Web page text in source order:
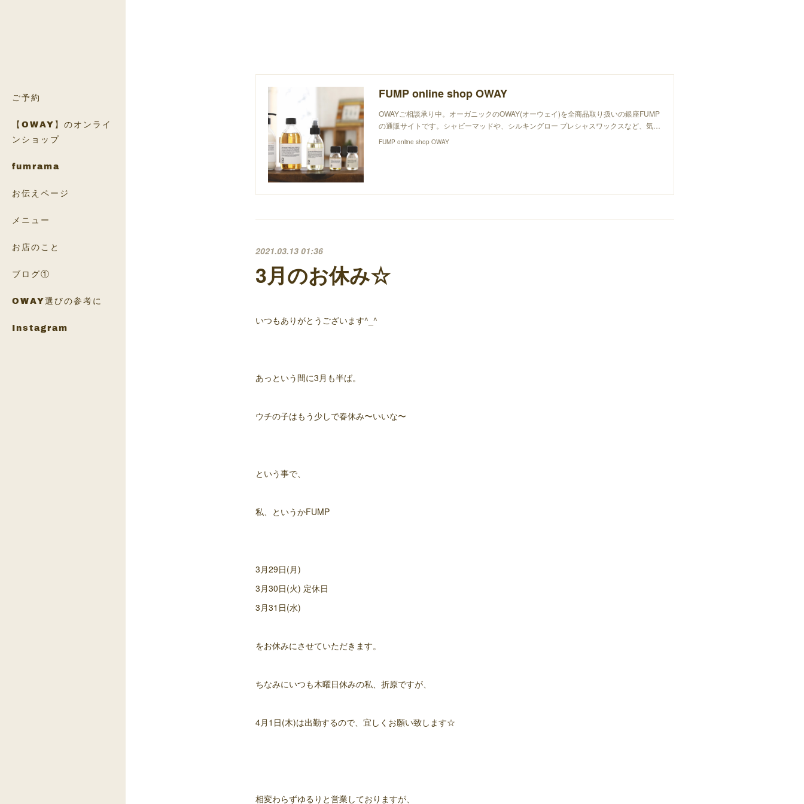
ご予約
【OWAY】のオンライ
ンショップ
fumrama
お伝えページ
メニュー
お店のこと
ブログ①
OWAY選びの参考に
Instagram
FUMP online shop OWAY
OWAYご相談承り中。オーガニックのOWAY(オーウェイ)を全商品取り扱いの銀座FUMP
の通販サイトです。シャビーマッドや、シルキングロー プレシャスワックスなど、気…
FUMP online shop OWAY
2021.03.13 01:36
3月のお休み☆
いつもありがとうございます^_^
あっという間に3月も半ば。
ウチの子はもう少しで春休み〜いいな〜
という事で、
私、というかFUMP
3月29日(月)
3月30日(火) 定休日
3月31日(水)
をお休みにさせていただきます。
ちなみにいつも木曜日休みの私、折原ですが、
4月1日(木)は出勤するので、宜しくお願い致します☆
相変わらずゆるりと営業しておりますが、